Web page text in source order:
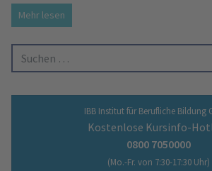
Mehr lesen
Suche nach:
IBB Institut für Berufliche Bildung
Kostenlose Kursinfo-
0800 7050000
(Mo.-Fr. von 7:30-17:30 Uhr)